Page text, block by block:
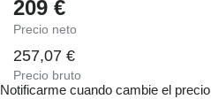
209 €
Precio neto
257,07 €
Precio bruto
Notificarme cuando cambie el precio